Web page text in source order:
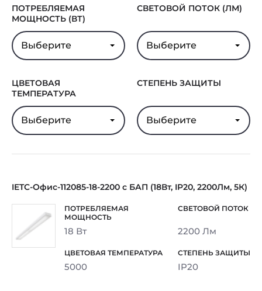
Гарантия 5 лет
ПОТРЕБЛЯЕМАЯ
МОЩНОСТЬ (ВТ)
Выберите
СВЕТОВОЙ ПОТОК (ЛМ)
Выберите
ЦВЕТОВАЯ
ТЕМПЕРАТУРА
Выберите
СТЕПЕНЬ ЗАЩИТЫ
Выберите
IETC-Офис-112085-18-2200 с БАП (18Вт, IP20, 2200Лм, 5К)
18 Вт 2200 Лм
5000 IP20